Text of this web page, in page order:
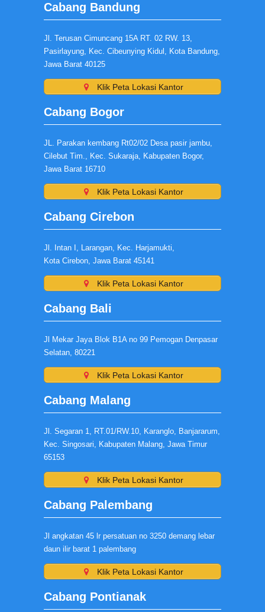
Cabang Bandung
Jl. Terusan Cimuncang 15A RT. 02 RW. 13,
Pasirlayung, Kec. Cibeunying Kidul, Kota Bandung,
Jawa Barat 40125
Klik Peta Lokasi Kantor
Cabang Bogor
JL. Parakan kembang Rt02/02 Desa pasir jambu,
Cilebut Tim., Kec. Sukaraja, Kabupaten Bogor,
Jawa Barat 16710
Klik Peta Lokasi Kantor
Cabang Cirebon
Jl. Intan I, Larangan, Kec. Harjamukti,
Kota Cirebon, Jawa Barat 45141
Klik Peta Lokasi Kantor
Cabang Bali
Jl Mekar Jaya Blok B1A no 99 Pemogan Denpasar
Selatan, 80221
Klik Peta Lokasi Kantor
Cabang Malang
Jl. Segaran 1, RT.01/RW.10, Karanglo, Banjararum,
Kec. Singosari, Kabupaten Malang, Jawa Timur
65153
Klik Peta Lokasi Kantor
Cabang Palembang
Jl angkatan 45 lr persatuan no 3250 demang lebar
daun ilir barat 1 palembang
Klik Peta Lokasi Kantor
Cabang Pontianak